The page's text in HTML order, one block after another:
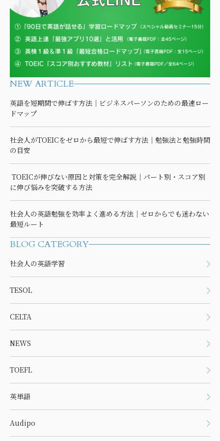
NEW ARTICLE
英語を短期間で伸ばす方法｜ビジネスパーソンのための最速ロー
ドマップ
社会人がTOEICをゼロから最短で伸ばす方法｜勉強法と勉強時間
の目安
TOEICが伸びない原因と対策を完全解説｜パート別・スコア別
に伸び悩みを突破する方法
社会人の英語勉強を効率よく進める方法｜ゼロからでも迷わない
最短ルート
BLOG CATEGORY
社会人の英語学習
TESOL
CELTA
NEWS
TOEFL
英単語
Audipo